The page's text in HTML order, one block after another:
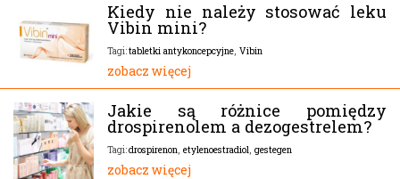
Kiedy nie należy stosować leku
Vibin mini?
Tagi:tabletki antykoncepcyjne, Vibin
zobacz więcej
Jakie są różnice pomiędzy
drospirenolem a dezogestrelem?
Tagi:drospirenon, etylenoestradiol, gestegen
zobacz więcej